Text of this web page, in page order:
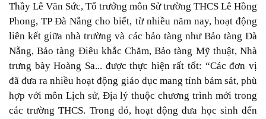
Thầy Lê Văn Sức, Tổ trưởng môn Sử trường THCS Lê Hồng
Phong, TP Đà Nẵng cho biết, từ nhiều năm nay, hoạt động
liên kết giữa nhà trường và các bảo tàng như Bảo tàng Đà
Nẵng, Bảo tàng Điêu khắc Chăm, Bảo tàng Mỹ thuật, Nhà
trưng bày Hoàng Sa... được thực hiện rất tốt: “Các đơn vị
đã đưa ra nhiều hoạt động giáo dục mang tính bám sát, phù
hợp với môn Lịch sử, Địa lý thuộc chương trình mới trong
các trường THCS. Trong đó, hoạt động đưa học sinh đến